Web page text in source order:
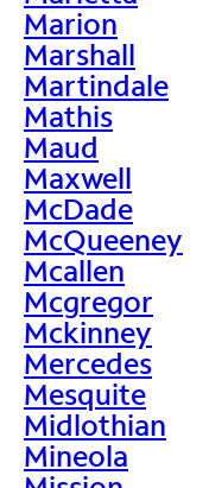
Marion
Marshall
Martindale
Mathis
Maud
Maxwell
McDade
McQueeney
Mcallen
Mcgregor
Mckinney
Mercedes
Mesquite
Midlothian
Mineola